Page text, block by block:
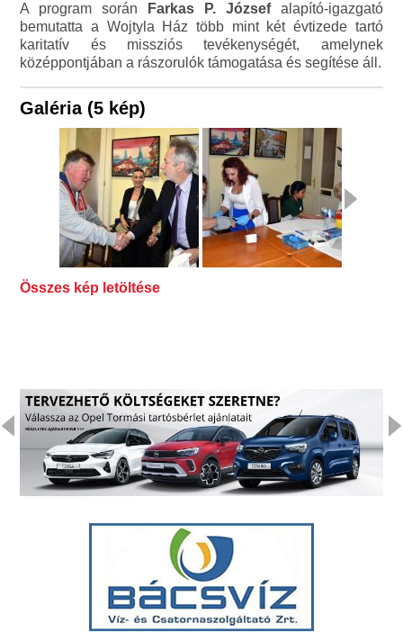
A program során Farkas P. Józsefalapító-igazgató
bemutatta a Wojtyla Ház több mint két évtizede tartó
karitatív és missziós tevékenységét, amelynek
középpontjában a rászorulók támogatása és segítése áll.
Galéria (5 kép)
Összes kép letöltése